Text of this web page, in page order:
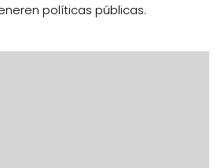
políticas públicas.